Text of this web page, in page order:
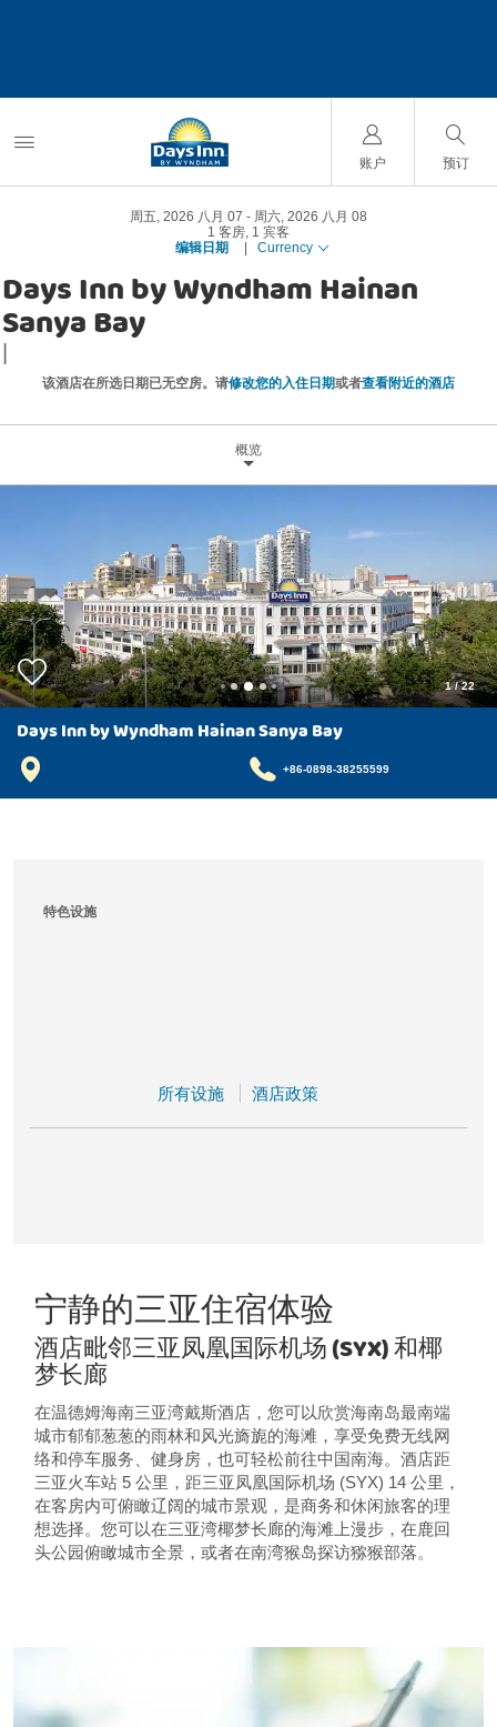
账户 预订
周五, 2026 八月 07
周六, 2026 八月 08
1 客房, 1 宾客
编辑日期
Currency
Days Inn by Wyndham Hainan
Sanya Bay
该酒店在所选日期已无空房。请修改您的入住日期或者查看附近的酒店
概览
1/22
Days Inn by Wyndham Hainan Sanya Bay
+86-0898-38255599
特色设施
所有设施 酒店政策
宁静的三亚住宿体验
酒店毗邻三亚凤凰国际机场 (SYX) 和椰
梦长廊
在温德姆海南三亚湾戴斯酒店，您可以欣赏海南岛最南端
城市郁郁葱葱的雨林和风光旖旎的海滩，享受免费无线网
络和停车服务、健身房，也可轻松前往中国南海。酒店距
三亚火车站 5 公里，距三亚凤凰国际机场 (SYX) 14 公里，
在客房内可俯瞰辽阔的城市景观，是商务和休闲旅客的理
想选择。您可以在三亚湾椰梦长廊的海滩上漫步，在鹿回
头公园俯瞰城市全景，或者在南湾猴岛探访猕猴部落。